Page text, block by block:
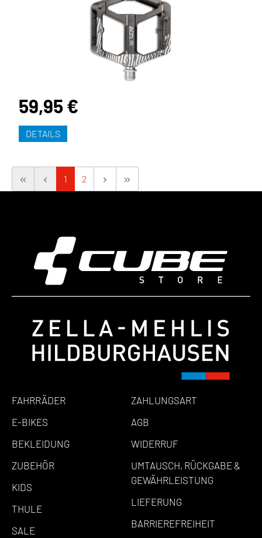
59,95 €
DETAILS
1 2
FAHRRÄDER
E-BIKES
BEKLEIDUNG
ZUBEHÖR
KIDS
THULE
SALE
ZAHLUNGSART
AGB
WIDERRUF
UMTAUSCH, RÜCKGABE &
GEWÄHRLEISTUNG
LIEFERUNG
BARRIEREFREIHEIT